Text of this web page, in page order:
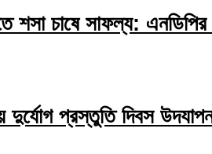
শসা চাষে সাফল্য:
দুর্যোগ প্রস্তুতি দিবস